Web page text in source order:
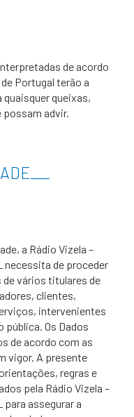
de acordo
Portugal terão a
queixas,
advir.
a Rádio Vizela –
necessita de proceder
vários titulares de
clientes,
intervenientes
Os Dados
de acordo com as
vigor. A presente
regras e
pela Rádio Vizela –
assegurar a